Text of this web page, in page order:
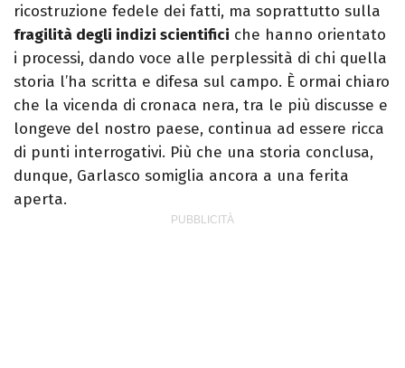
ricostruzione fedele dei fatti, ma soprattutto sulla
fragilità degli indizi scientifici che hanno orientato
i processi, dando voce alle perplessità di chi quella
storia l’ha scritta e difesa sul campo. È ormai chiaro
che la vicenda di cronaca nera, tra le più discusse e
longeve del nostro paese, continua ad essere ricca
di punti interrogativi. Più che una storia conclusa,
dunque, Garlasco somiglia ancora a una ferita
aperta.